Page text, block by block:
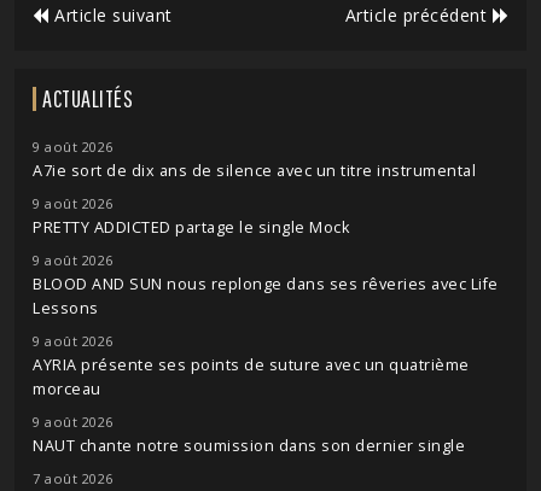
Article suivant Article précédent
ACTUALITÉS
9 août 2026
A7ie sort de dix ans de silence avec un titre instrumental
9 août 2026
PRETTY ADDICTED partage le single Mock
9 août 2026
BLOOD AND SUN nous replonge dans ses rêveries avec Life
Lessons
9 août 2026
AYRIA présente ses points de suture avec un quatrième
morceau
9 août 2026
NAUT chante notre soumission dans son dernier single
7 août 2026